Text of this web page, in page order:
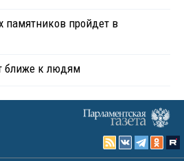
памятников пройдет в
ближе к людям